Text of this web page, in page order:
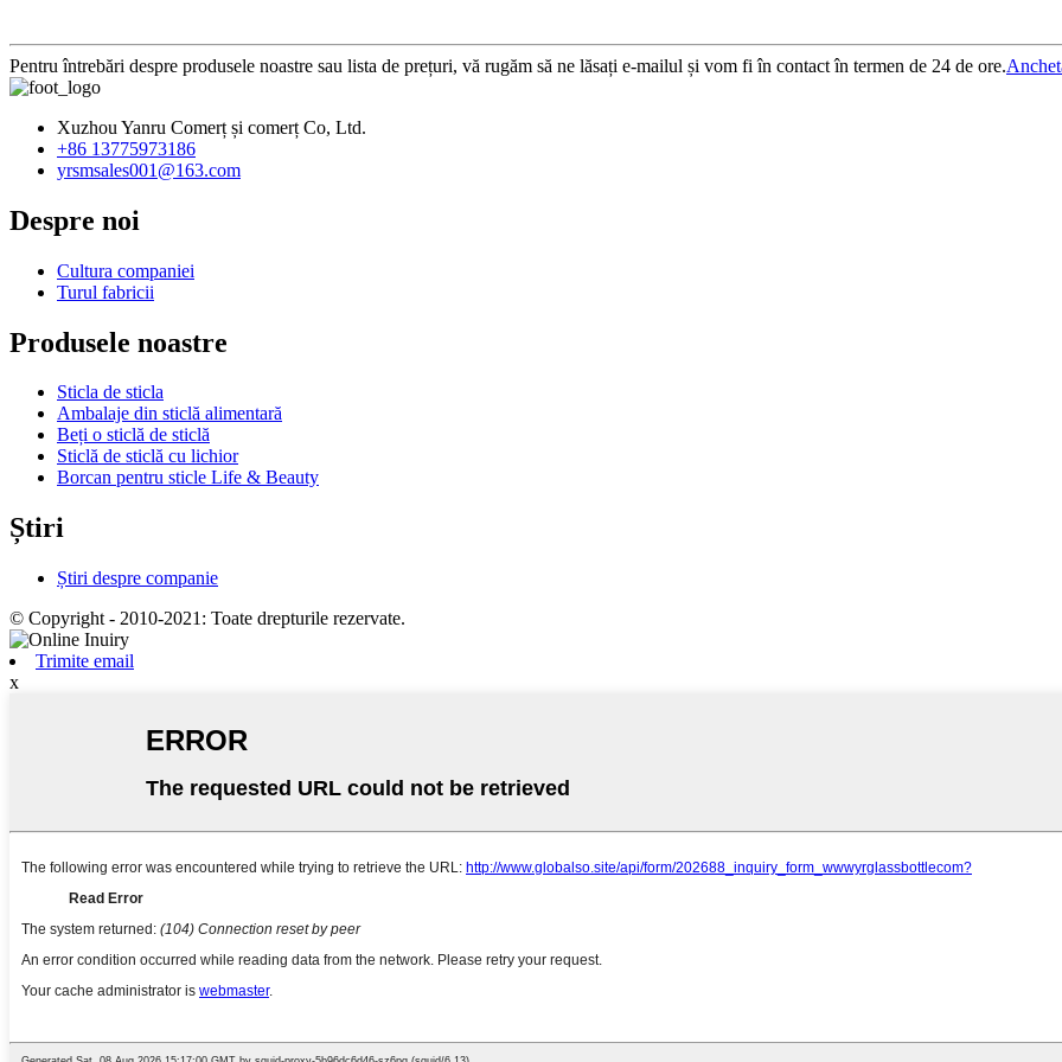
Pentru întrebări despre produsele noastre sau lista de prețuri, vă rugăm să ne lăsați e-mailul și vom fi în contact în termen de 24 de ore.
Xuzhou Yanru Comerț și comerț Co, Ltd.
+86 13775973186
yrsmsales001@163.com
Despre noi
Cultura companiei
Turul fabricii
Produsele noastre
Sticla de sticla
Ambalaje din sticlă alimentară
Beți o sticlă de sticlă
Sticlă de sticlă cu lichior
Borcan pentru sticle Life & Beauty
Știri
Știri despre companie
© Copyright - 2010-2021: Toate drepturile rezervate.
Trimite email
x